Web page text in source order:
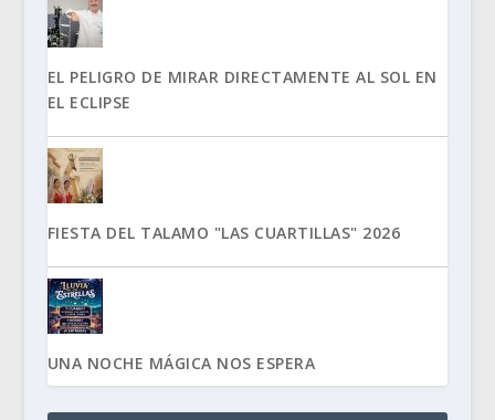
EL PELIGRO DE MIRAR DIRECTAMENTE AL SOL EN
EL ECLIPSE
FIESTA DEL TALAMO "LAS CUARTILLAS" 2026
UNA NOCHE MÁGICA NOS ESPERA